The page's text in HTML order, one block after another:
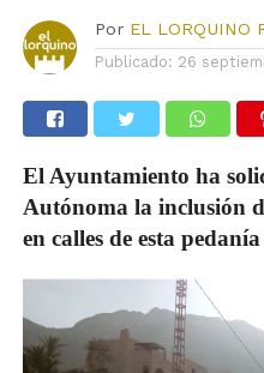
Por EL LORQUINO
Publicado: 26
El Ayuntamiento ha
Autónoma la inclusión
en calles de esta